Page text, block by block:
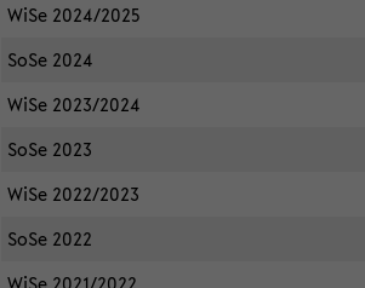
WiSe 2024/2025
SoSe 2024
WiSe 2023/2024
SoSe 2023
WiSe 2022/2023
SoSe 2022